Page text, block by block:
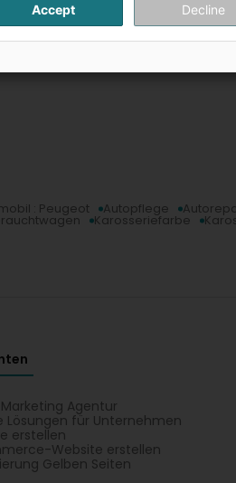
: Peugeot Autopflege
Karosseriefarbe
Agentur
Lösungen für Unternehmen
erstellen
Website erstellen
Gelben Seiten
Accept Decline